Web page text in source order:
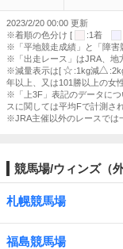
2023/2/20 00:00 更新
※着順の色分け [
:1着
※「平地競走成績」と「障害
※「出走レース」はJRA、地
※減量表示は[
:1kg減
年以上、又は101勝以上の女
※「上3F」表記のデータにつ
スに関しては平均Fで計測さ
※JRA主催以外のレースでは
競馬場/ウィンズ（
札幌競馬場
福島競馬場